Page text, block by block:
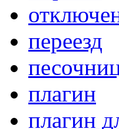
переезд
плагин
плагин